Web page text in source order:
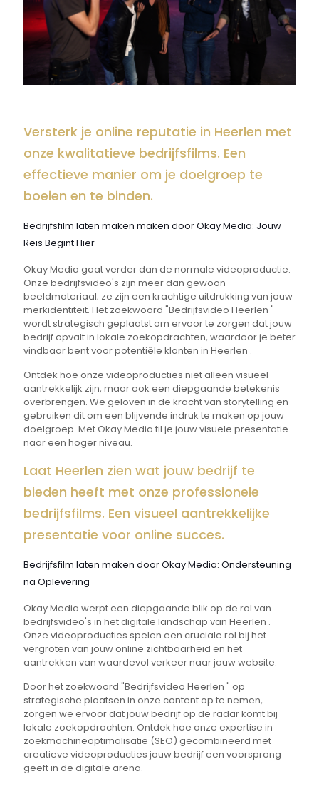
Versterk je online reputatie in Heerlen met
onze kwalitatieve bedrijfsfilms. Een
effectieve manier om je doelgroep te
boeien en te binden.
Bedrijfsfilm laten maken maken door Okay Media: Jouw
Reis Begint Hier
Okay Media gaat verder dan de normale videoproductie.
Onze bedrijfsvideo's zijn meer dan gewoon
beeldmateriaal; ze zijn een krachtige uitdrukking van jouw
merkidentiteit. Het zoekwoord "Bedrijfsvideo Heerlen "
wordt strategisch geplaatst om ervoor te zorgen dat jouw
bedrijf opvalt in lokale zoekopdrachten, waardoor je beter
vindbaar bent voor potentiële klanten in Heerlen .
Ontdek hoe onze videoproducties niet alleen visueel
aantrekkelijk zijn, maar ook een diepgaande betekenis
overbrengen. We geloven in de kracht van storytelling en
gebruiken dit om een blijvende indruk te maken op jouw
doelgroep. Met Okay Media til je jouw visuele presentatie
naar een hoger niveau.
Laat Heerlen zien wat jouw bedrijf te
bieden heeft met onze professionele
bedrijfsfilms. Een visueel aantrekkelijke
presentatie voor online succes.
Bedrijfsfilm laten maken door Okay Media: Ondersteuning
na Oplevering
Okay Media werpt een diepgaande blik op de rol van
bedrijfsvideo's in het digitale landschap van Heerlen .
Onze videoproducties spelen een cruciale rol bij het
vergroten van jouw online zichtbaarheid en het
aantrekken van waardevol verkeer naar jouw website.
Door het zoekwoord "Bedrijfsvideo Heerlen " op
strategische plaatsen in onze content op te nemen,
zorgen we ervoor dat jouw bedrijf op de radar komt bij
lokale zoekopdrachten. Ontdek hoe onze expertise in
zoekmachineoptimalisatie (SEO) gecombineerd met
creatieve videoproducties jouw bedrijf een voorsprong
geeft in de digitale arena.